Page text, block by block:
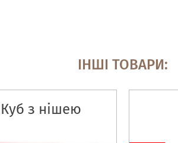
ІНШІ ТОВАРИ:
з нішею